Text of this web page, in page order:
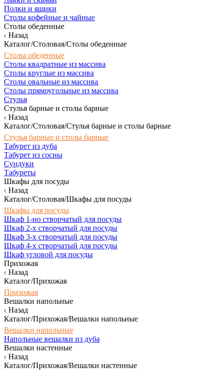
Полки и ящики
Столы кофейные и чайные
Столы обеденные
Назад
Каталог/Столовая/Столы обеденные
Столы обеденные
Столы квадратные из массива
Столы круглые из массива
Столы овальные из массива
Столы прямоугольные из массива
Стулья
Стулья барные и столы барные
Назад
Каталог/Столовая/Стулья барные и столы барные
Стулья барные и столы барные
Табурет из дуба
Табурет из сосны
Сундуки
Табуреты
Шкафы для посуды
Назад
Каталог/Столовая/Шкафы для посуды
Шкафы для посуды
Шкаф 1-но створчатый для посуды
Шкаф 2-х створчатый для посуды
Шкаф 3-х створчатый для посуды
Шкаф 4-х створчатый для посуды
Шкаф угловой для посуды
Прихожая
Назад
Каталог/Прихожая
Прихожая
Вешалки напольные
Назад
Каталог/Прихожая/Вешалки напольные
Вешалки напольные
Напольные вешалки из дуба
Вешалки настенные
Назад
Каталог/Прихожая/Вешалки настенные